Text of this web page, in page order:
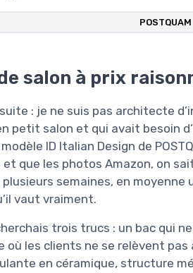
POSTQUAM
salon à prix
: je ne suis pas architecte
petit salon et qui avait besoin
ID Italian Design de
et que les photos Amazon, on
semaines, en moyenne
vaut vraiment.
trois trucs : un bac qui
les clients ne se relèvent pas
en céramique, structure